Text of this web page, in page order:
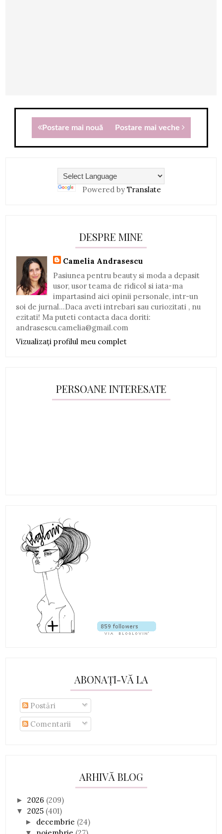
Postare mai nouă Postare mai veche
Powered by Translate
DESPRE MINE
Camelia Andrasescu
Pasiunea pentru beauty si moda a depasit
usor, usor teama de ridicol si iata-ma
impartasind aici opinii personale, intr-un
soi de jurnal...Daca aveti intrebari sau curiozitati , nu
ezitati! Ma puteti contacta daca doriti:
andrasescu.camelia@gmail.com
Vizualizați profilul meu complet
PERSOANE INTERESATE
ABONAȚI-VĂ LA
Postări
Comentarii
ARHIVĂ BLOG
►2026 (209)
▼2025 (401)
► decembrie (24)